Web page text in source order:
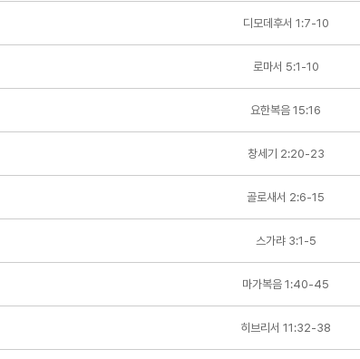
디모데후서 1:7-10
로마서 5:1-10
요한복음 15:16
창세기 2:20-23
골로새서 2:6-15
스가랴 3:1-5
마가복음 1:40-45
히브리서 11:32-38